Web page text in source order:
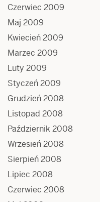
Czerwiec 2009
Maj 2009
Kwiecień 2009
Marzec 2009
Luty 2009
Styczeń 2009
Grudzień 2008
Listopad 2008
Październik 2008
Wrzesień 2008
Sierpień 2008
Lipiec 2008
Czerwiec 2008